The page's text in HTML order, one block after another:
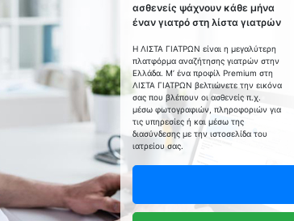
ασθενείς ψάχνουν κάθε μήνα
έναν γιατρό στη λίστα γιατρών
Η ΛΙΣΤΑ ΓΙΑΤΡΩΝ είναι η μεγαλύτερη
πλατφόρμα αναζήτησης γιατρών στην
Ελλάδα. Μ’ ένα προφίλ Premium στη
ΛΙΣΤΑ ΓΙΑΤΡΩΝ βελτιώνετε την εικόνα
σας που βλέπουν οι ασθενείς π.χ.
μέσω φωτογραφιών, πληροφοριών για
τις υπηρεσίες ή και μέσω της
διασύνδεσης με την ιστοσελίδα του
ιατρείου σας.